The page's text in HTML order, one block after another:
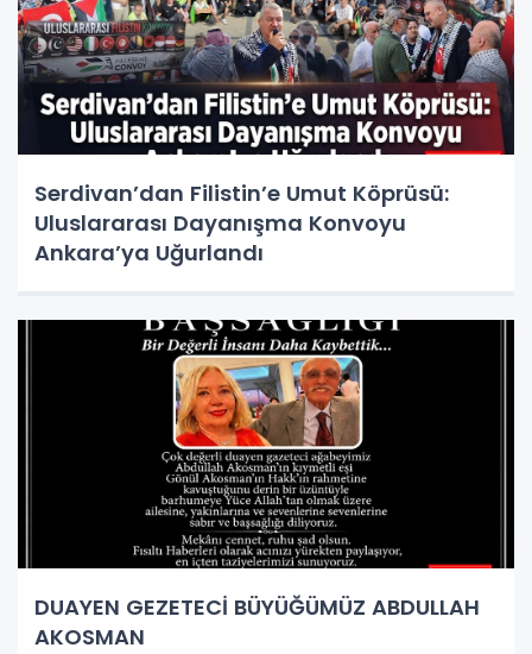
Serdivan’dan Filistin’e Umut Köprüsü:
Uluslararası Dayanışma Konvoyu
Ankara’ya Uğurlandı
DUAYEN GEZETECİ BÜYÜĞÜMÜZ ABDULLAH
AKOSMAN